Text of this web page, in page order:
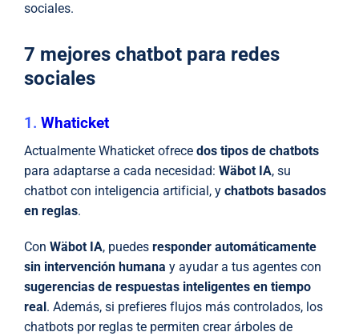
sociales.
7 mejores chatbot para redes
sociales
1. Whaticket
Actualmente Whaticket ofrece dos tipos de chatbots
para adaptarse a cada necesidad: Wäbot IA, su
chatbot con inteligencia artificial, y chatbots basados
en reglas.
Con Wäbot IA, puedes responder automáticamente
sin intervención humana y ayudar a tus agentes con
sugerencias de respuestas inteligentes en tiempo
real . Además, si prefieres flujos más controlados, los
chatbots por reglas te permiten crear árboles de